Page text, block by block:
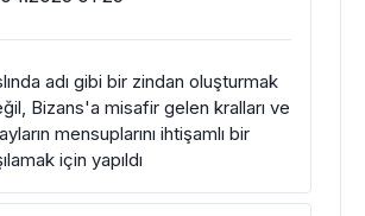
adı gibi bir zindan oluşturmak
Bizans'a misafir gelen kralları ve
mensuplarını ihtişamlı bir
için yapıldı